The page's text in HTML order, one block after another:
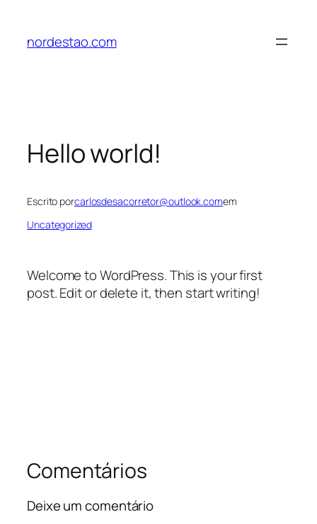
nordestao.com
Hello world!
Escrito porcarlosdesacorretor@outlook.comem
Uncategorized
Welcome to WordPress. This is your first
post. Edit or delete it, then start writing!
Comentários
Deixe um comentário